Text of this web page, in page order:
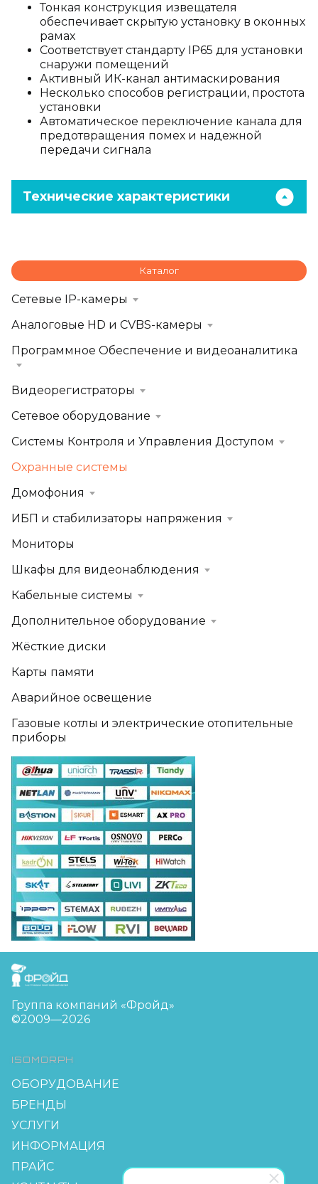
Тонкая конструкция извещателя
обеспечивает скрытую установку в оконных
рамах
Соответствует стандарту IP65 для установки
снаружи помещений
Активный ИК-канал антимаскирования
Несколько способов регистрации, простота
установки
Автоматическое переключение канала для
предотвращения помех и надежной
передачи сигнала
Технические характеристики
Каталог
Сетевые IP-камеры
Аналоговые HD и CVBS-камеры
Программное Обеспечение и видеоаналитика
Видеорегистраторы
Сетевое оборудование
Системы Контроля и Управления Доступом
Охранные системы
Домофония
ИБП и стабилизаторы напряжения
Мониторы
Шкафы для видеонаблюдения
Кабельные системы
Дополнительное оборудование
Жёсткие диски
Карты памяти
Аварийное освещение
Газовые котлы и электрические отопительные
приборы
FreudGroup
Группа компаний «Фройд»
©2009—2026
ISOMORPH
ОБОРУДОВАНИЕ
БРЕНДЫ
УСЛУГИ
ИНФОРМАЦИЯ
ПРАЙС